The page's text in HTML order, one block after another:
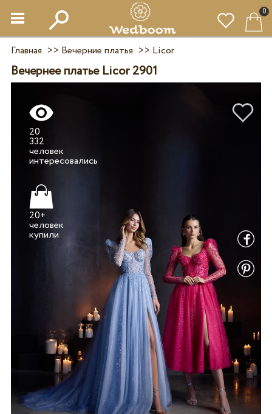
0
Главная >> Вечерние платья >> Licor
Вечернее платье Licor 2901
20
332
человек
20+
человек